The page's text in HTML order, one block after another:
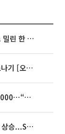
[베스트&워스트] 삼성전자·SK하이닉스 밀린 한 주…상상인증권은 85% 급등
35도 안팎 무더위 이어져…전국 곳곳 소나기 [오늘 날씨]
[주간증시전망] 다음주 코스피 6000~7000⋯“外人 수급은 정책이 변수”
뉴욕증시, 연준 금리인상 기대감 꺾이자 상승...S&P500 사상 최고치 [종합]